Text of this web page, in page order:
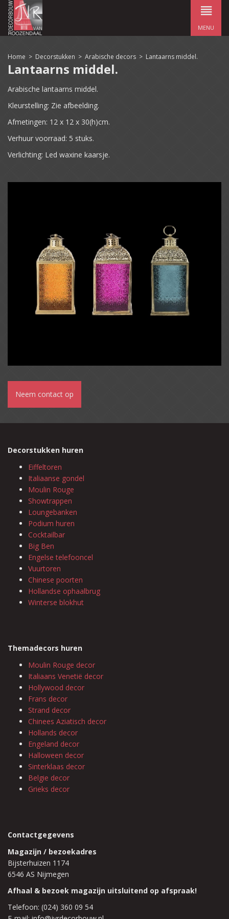
MENU
Home > Decorstukken > Arabische decors > Lantaarns middel.
Lantaarns middel.
Arabische lantaarns middel.
Kleurstelling: Zie afbeelding.
Afmetingen: 12 x 12 x 30(h)cm.
Verhuur voorraad: 5 stuks.
Verlichting: Led waxine kaarsje.
Neem contact op
Decorstukken huren
Eiffeltoren
Italiaanse gondel
Moulin Rouge
Showtrappen
Loungebanken
Podium huren
Cocktailbar
Big Ben
Engelse telefooncel
Vuurtoren
Chinese poorten
Hollandse ophaalbrug
Winterse blokhut
Themadecors huren
Moulin Rouge decor
Italiaans Venetië decor
Hollywood decor
Frans decor
Strand decor
Chinees Aziatisch decor
Hollands decor
Engeland decor
Halloween decor
Sinterklaas decor
Belgie decor
Grieks decor
Contactgegevens
Magazijn / bezoekadres
Bijsterhuizen 1174
6546 AS Nijmegen
Afhaal & bezoek magazijn uitsluitend op afspraak!
Telefoon: (024) 360 09 54